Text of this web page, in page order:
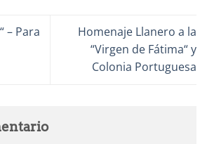
– Para
Homenaje Llanero a la
“Virgen de Fátima“ y
Colonia Portuguesa